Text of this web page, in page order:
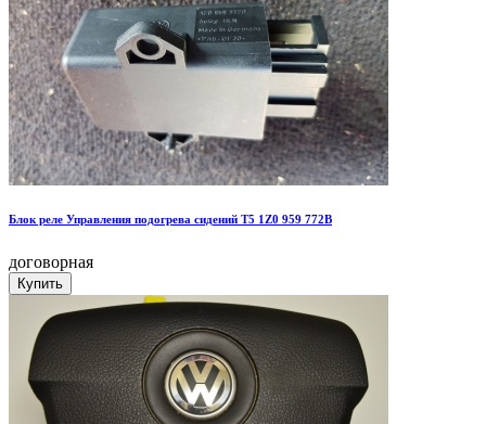
Блок реле Управления подогрева сидений Т5 1Z0 959 772B
договорная